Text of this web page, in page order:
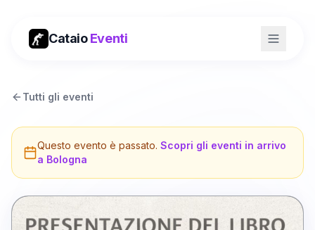
CataioEventi
Tutti gli eventi
Questo evento è passato. Scopri gli eventi in arrivo
a Bologna